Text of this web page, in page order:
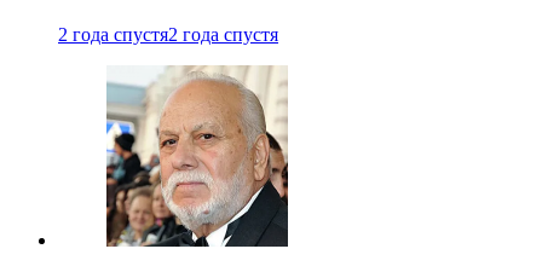
2 года спустя2 года спустя